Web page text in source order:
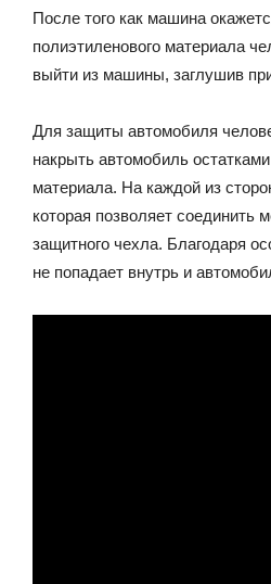
После того как машина
полиэтиленового материала
выйти из машины, заглушив
Для защиты автомобиля
накрыть автомобиль
материала. На каждой из
которая позволяет соединить
защитного чехла. Благодаря
не попадает внутрь и